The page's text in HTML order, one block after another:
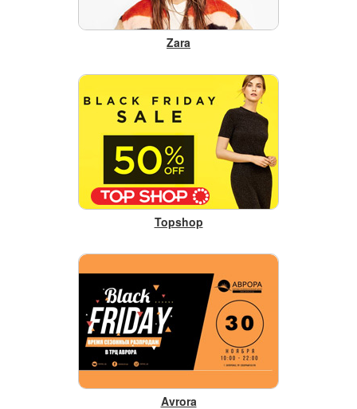
Zara
Topshop
Avrora